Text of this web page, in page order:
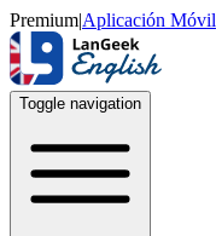
Premium|Aplicación Móvil
Toggle navigation